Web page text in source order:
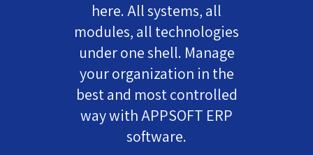
here. All systems, all
modules, all technologies
under one shell. Manage
your organization in the
best and most controlled
way with APPSOFT ERP
software.